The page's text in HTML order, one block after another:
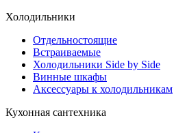
Холодильники
Отдельностоящие
Встраиваемые
Холодильники Side by Side
Винные шкафы
Аксессуары к холодильникам
Кухонная сантехника